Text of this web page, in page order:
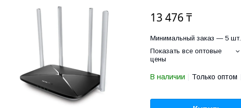
13 476 ₸
Минимальный заказ — 5 шт.
Показать все оптовые
цены
В наличии Только оптом